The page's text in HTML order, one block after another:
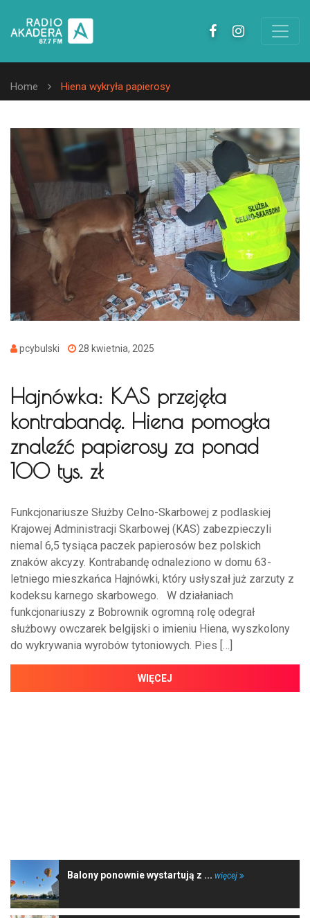
Home Hiena wykryła papierosy
pcybulski 28 kwietnia, 2025
Hajnówka: KAS przejęła
kontrabandę. Hiena pomogła
znaleźć papierosy za ponad
100 tys. zł
Funkcjonariusze Służby Celno-Skarbowej z podlaskiej
Krajowej Administracji Skarbowej (KAS) zabezpieczyli
niemal 6,5 tysiąca paczek papierosów bez polskich
znaków akcyzy. Kontrabandę odnaleziono w domu 63-
letniego mieszkańca Hajnówki, który usłyszał już zarzuty z
kodeksu karnego skarbowego. W działaniach
funkcjonariuszy z Bobrownik ogromną rolę odegrał
służbowy owczarek belgijski o imieniu Hiena, wyszkolony
do wykrywania wyrobów tytoniowych. Pies […]
WIĘCEJ
Balony ponownie wystartują z ... więcej